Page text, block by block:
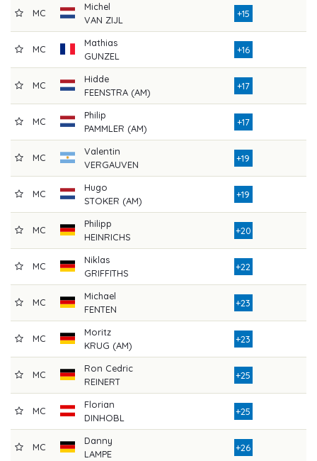
MC
Michel
VAN ZIJL
+15
MC
Mathias
GUNZEL
+16
MC
Hidde
FEENSTRA (AM)
+17
MC
Philip
PAMMLER (AM)
+17
MC
Valentin
VERGAUVEN
+19
MC
Hugo
STOKER (AM)
+19
MC
Philipp
HEINRICHS
+20
MC
Niklas
GRIFFITHS
+22
MC
Michael
FENTEN
+23
MC
Moritz
KRUG (AM)
+23
MC
Ron Cedric
REINERT
+25
MC
Florian
DINHOBL
+25
MC
Danny
LAMPE
+26